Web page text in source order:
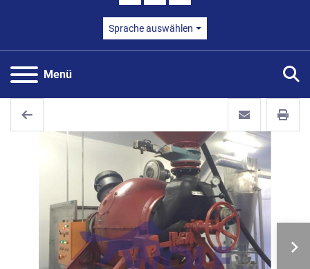
Sprache auswählen
Menü